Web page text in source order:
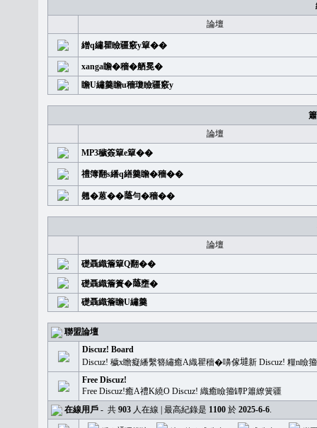
論壇
繒q繡瞿瞼疆竅y簞��
xanga瞻�穡�舾冕�
瞻U繡羹瞻u穡瓊瞼疆竅y
論壇
MP3穢簽簞e簞��
禮簿翻s繙q繕羹瞻�穡��
翹�蒽��𦻕勻�穡��
論壇
礎聶織簷簞Q翻��
礎聶織簷簣�𦻕壅�
礎聶織簷瞻U繡羹
聯盟論壇
Discuz! Board
Discuz! 穢x瞻癡繙繫簪繡癒A織瞿穡�嚊傢𡐿新 Discuz! 糧n
Free Discuz!
Free Discuz!癒A禮K繞O Discuz! 織癒瞼籀罈P簫繚簧疆
在線用戶 - 共 903 人在線 | 最高紀錄是 1100 於 2025-6-6.